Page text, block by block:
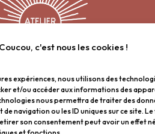
Coucou, c'est nous les cookies !
expériences, nous utilisons des
et/ou accéder aux informations des
nous permettra de traiter des
navigation ou les ID uniques sur ce site.
son consentement peut avoir un effet
et précision le mobilier